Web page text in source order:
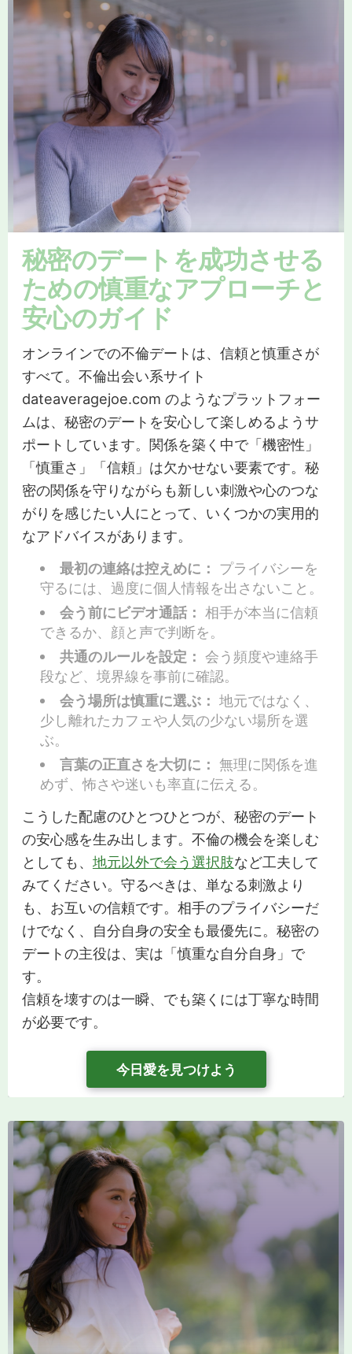
秘密のデートを成功させる
ための慎重なアプローチと
安心のガイド
オンラインでの不倫デートは、信頼と慎重さが
すべて。不倫出会い系サイト
dateaveragejoe.com のようなプラットフォー
ムは、秘密のデートを安心して楽しめるようサ
ポートしています。関係を築く中で「機密性」
「慎重さ」「信頼」は欠かせない要素です。秘
密の関係を守りながらも新しい刺激や心のつな
がりを感じたい人にとって、いくつかの実用的
なアドバイスがあります。
最初の連絡は控えめに： プライバシーを
守るには、過度に個人情報を出さないこと。
会う前にビデオ通話： 相手が本当に信頼
できるか、顔と声で判断を。
共通のルールを設定： 会う頻度や連絡手
段など、境界線を事前に確認。
会う場所は慎重に選ぶ： 地元ではなく、
少し離れたカフェや人気の少ない場所を選
ぶ。
言葉の正直さを大切に： 無理に関係を進
めず、怖さや迷いも率直に伝える。
こうした配慮のひとつひとつが、秘密のデート
の安心感を生み出します。不倫の機会を楽しむ
としても、 地元以外で会う選択肢など工夫して
みてください。守るべきは、単なる刺激より
も、お互いの信頼です。相手のプライバシーだ
けでなく、自分自身の安全も最優先に。秘密の
デートの主役は、実は「慎重な自分自身」で
す。
信頼を壊すのは一瞬、でも築くには丁寧な時間
が必要です。
今日愛を見つけよう